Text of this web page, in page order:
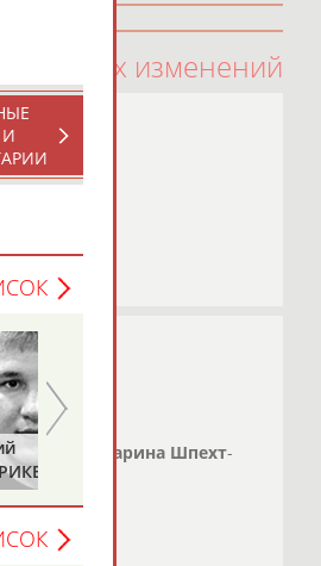
изменений
Европы,
Марина Шпехт-
Евгения